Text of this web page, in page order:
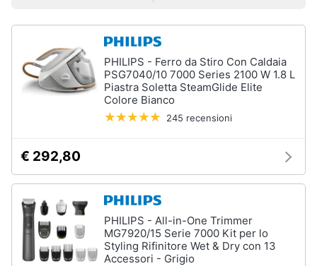
Audio
e
musica
Arredo
Brico
e
Giardinaggio
PHILIPS - Ferro da Stiro Con Caldaia
PSG7040/10 7000 Series 2100 W 1.8 L
Piastra Soletta SteamGlide Elite
Colore Bianco
245 recensioni
€ 292,80
PHILIPS - All-in-One Trimmer
MG7920/15 Serie 7000 Kit per lo
Styling Rifinitore Wet & Dry con 13
Accessori - Grigio